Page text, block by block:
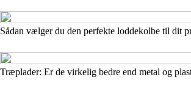
Sådan vælger du den perfekte loddekolbe til dit
Træplader: Er de virkelig bedre end metal og